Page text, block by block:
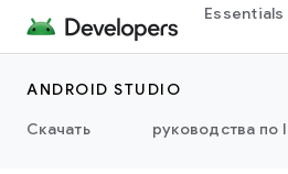
Essentials
ANDROID STUDIO
Скачать
руководства по